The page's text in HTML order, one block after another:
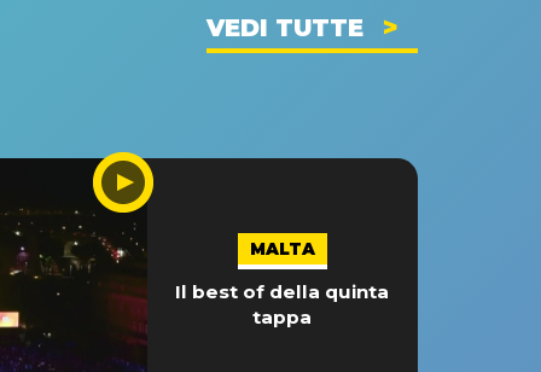
VEDI TUTTE
MALTA
Il best of della quinta
tappa